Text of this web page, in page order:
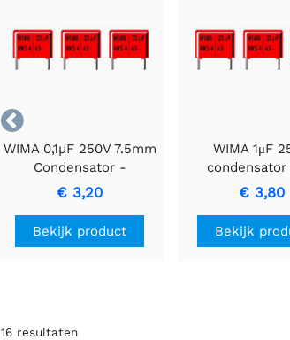

WIMA 0,1µF 250V 7.5mm
Condensator -
Nauwkeurig & Duurzaam
€ 3,20
Bekijk product
WIMA 1μF
betrouwbare
€ 3,80
Bekijk
16 resultaten